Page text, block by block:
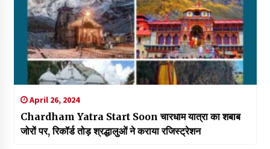
April 26, 2024
Chardham Yatra Start Soon चारधाम यात्रा का शबाब
जोरों पर, रिकॉर्ड तोड़ श्रद्धालुओं ने कराया रजिस्ट्रेशन